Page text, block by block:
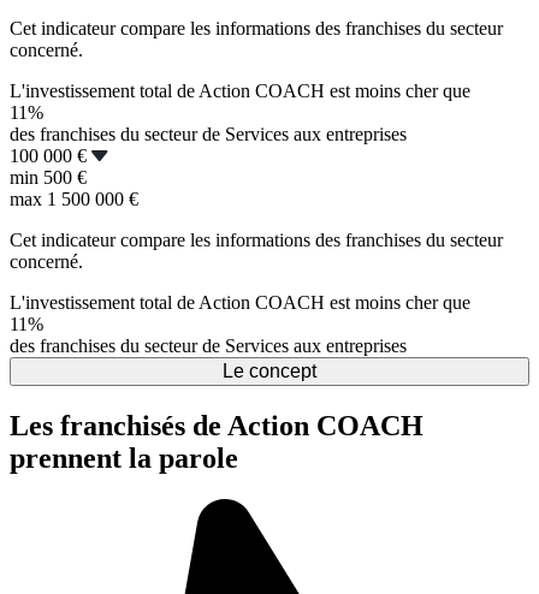
Cet indicateur compare les informations des franchises du secteur
concerné.
L'investissement total de Action COACH est moins cher que
11%
des franchises du secteur de Services aux entreprises
100 000 €
min 500 €
max 1 500 000 €
Cet indicateur compare les informations des franchises du secteur
concerné.
L'investissement total de Action COACH est moins cher que
11%
des franchises du secteur de Services aux entreprises
Le concept
Les franchisés de Action COACH
prennent la parole